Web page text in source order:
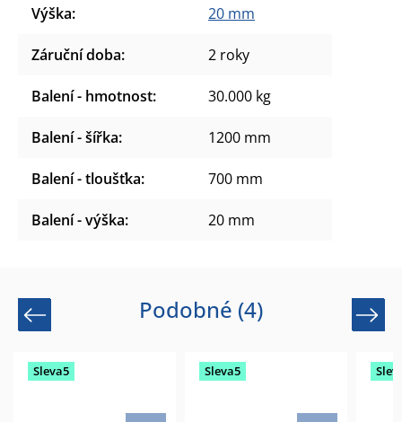
Výška: 20 mm
Záruční doba: 2 roky
Balení - hmotnost: 30.000 kg
Balení - šířka: 1200 mm
Balení - tloušťka: 700 mm
Balení - výška: 20 mm
Podobné (4)
Previous
Sleva5 Sleva5
Next